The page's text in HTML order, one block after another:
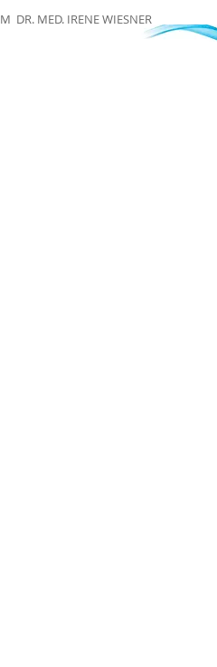
DR. MED. IRENE WIESNER